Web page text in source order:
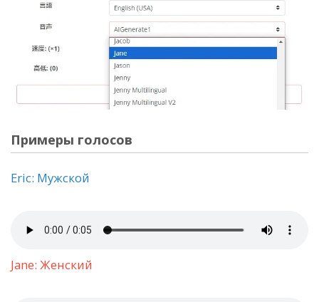
Примеры голосов
Eric: Мужской
Jane: Женский